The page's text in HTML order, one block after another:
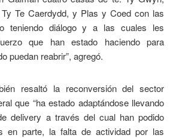
Te Caerdydd, y Plas y Coed con las
teniendo diálogo y a las cuales les
que han estado haciendo para
puedan reabrir”, agregó.
resaltó la reconversión del sector
que “ha estado adaptándose llevando
delivery a través del cual han podido
en parte, la falta de actividad por las